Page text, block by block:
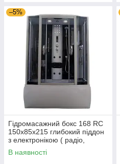
–5%
Гідромасажний бокс 168 RC
150х85х215 глибокий піддон
з електронікою ( радіо,
світло, витяжка, гідромасаж)
В наявності